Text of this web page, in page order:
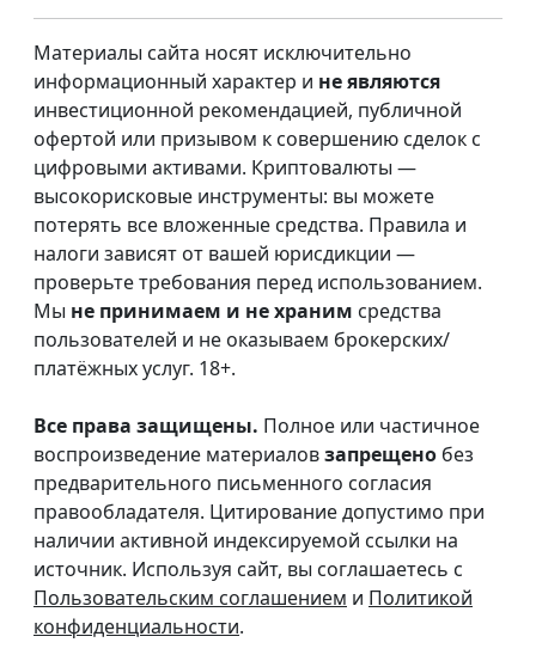
Материалы сайта носят исключительно
информационный характер и не являются
инвестиционной рекомендацией, публичной
офертой или призывом к совершению сделок с
цифровыми активами. Криптовалюты —
высокорисковые инструменты: вы можете
потерять все вложенные средства. Правила и
налоги зависят от вашей юрисдикции —
проверьте требования перед использованием.
Мы не принимаем и не храним средства
пользователей и не оказываем брокерских/
платёжных услуг. 18+.
Все права защищены. Полное или частичное
воспроизведение материаловзапрещено без
предварительного письменного согласия
правообладателя. Цитирование допустимо при
наличии активной индексируемой ссылки на
источник. Используя сайт, вы соглашаетесь с
Пользовательским соглашением и Политикой
конфиденциальности.